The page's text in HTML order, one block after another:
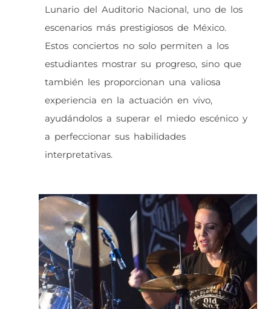
Lunario del Auditorio Nacional, uno de los
escenarios más prestigiosos de México.
Estos conciertos no solo permiten a los
estudiantes mostrar su progreso, sino que
también les proporcionan una valiosa
experiencia en la actuación en vivo,
ayudándolos a superar el miedo escénico y
a perfeccionar sus habilidades
interpretativas.